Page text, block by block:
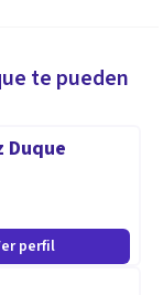
te pueden
Duque
perfil